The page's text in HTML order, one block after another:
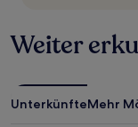
Weiter
UnterkünfteMehr